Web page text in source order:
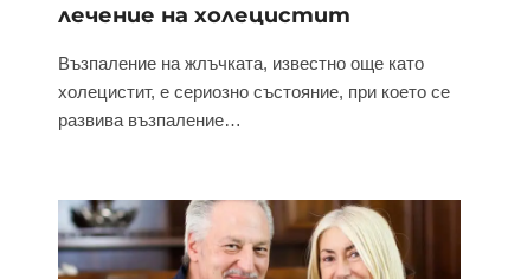
лечение на холецистит
Възпаление на жлъчката, известно още като
холецистит, е сериозно състояние, при което се
развива възпаление…